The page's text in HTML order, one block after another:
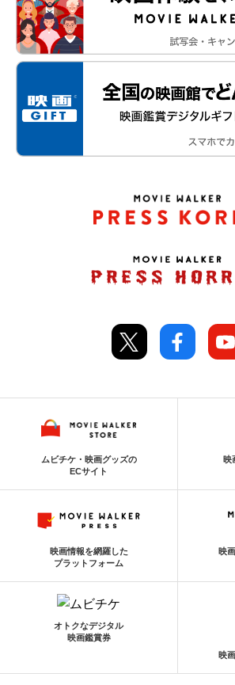
ムビチケ・映画グッズの
ECサイト
映
映画情報を網羅した
プラットフォーム
映
オトクなデジタル
映画鑑賞券
映